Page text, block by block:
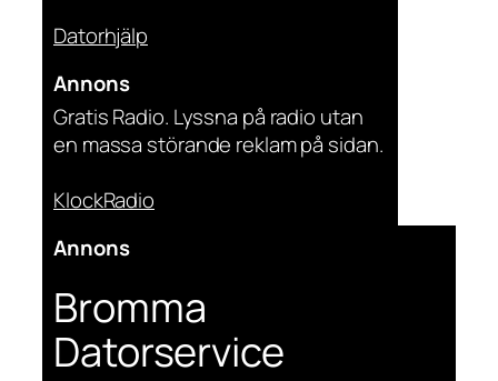
Datorhjälp
Annons
Gratis Radio. Lyssna på radio utan
en massa störande reklam på sidan.
KlockRadio
Annons
Bromma
Datorservice